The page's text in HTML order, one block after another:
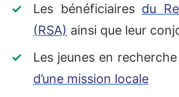
Les bénéficiaires du
(RSA) ainsi que leur
Les jeunes en
d’une mission locale